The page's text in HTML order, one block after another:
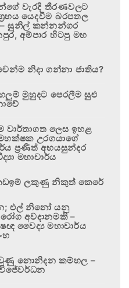
වැරදි තීරණවලට
යෙදවීම බරපතල
– සුනිල් කන්නන්ගර
අම්පාර හිටපු මහ
නිදා ගන්නා ජාතිය?
මුහුදට පෙරලීම සුළු
වාර්තාගත ලෙස ඉහළ
උරගයාගේ
ප්‍රණීත් අභයසුන්දර
මහාචාර්ය
ලකුණු නිකුත් කෙරේ
එල් නිනෝ යනු
රෝග අවදානමකි –
වෛද්‍ය මහාචාර්ය
නොනිදන කම්හල –